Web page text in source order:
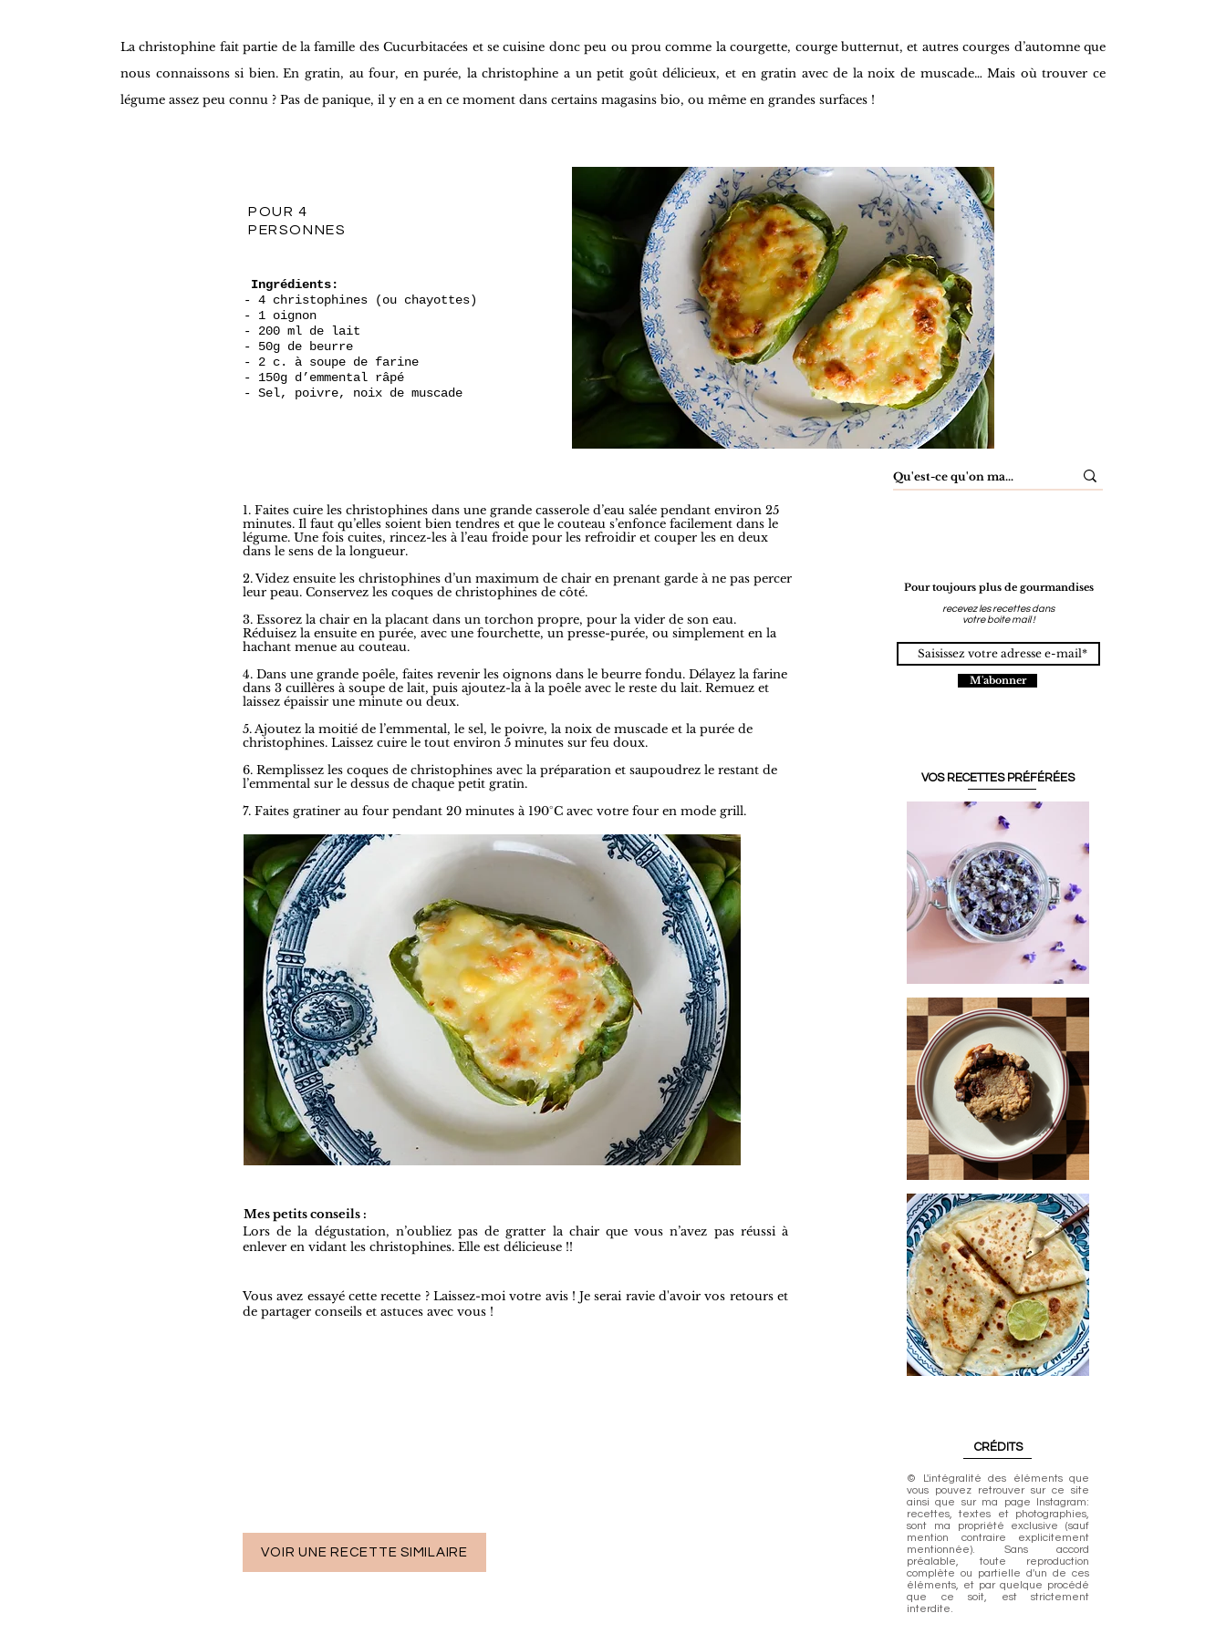
La christophine fait partie de la famille des Cucurbitacées et se cuisine donc peu ou prou comme la courgette, courge butternut, et autres courges d’automne que
nous connaissons si bien. En gratin, au four, en purée, la christophine a un petit goût délicieux, et en gratin avec de la noix de muscade… Mais où trouver ce
légume assez peu connu ? Pas de panique, il y en a en ce moment dans certains magasins bio, ou même en grandes surfaces !
POUR 4
PERSONNES
Ingrédients:
- 4 christophines (ou chayottes)
- 1 oignon
- 200 ml de lait
- 50g de beurre
- 2 c. à soupe de farine
- 150g d’emmental râpé
- Sel, poivre, noix de muscade
1. Faites cuire les christophines dans une grande casserole d’eau salée pendant environ 25
minutes. Il faut qu’elles soient bien tendres et que le couteau s’enfonce facilement dans le
légume. Une fois cuites, rincez-les à l’eau froide pour les refroidir et couper les en deux
dans le sens de la longueur.
2. Videz ensuite les christophines d’un maximum de chair en prenant garde à ne pas percer
leur peau. Conservez les coques de christophines de côté.
3. Essorez la chair en la placant dans un torchon propre, pour la vider de son eau.
Réduisez la ensuite en purée, avec une fourchette, un presse-purée, ou simplement en la
hachant menue au couteau.
4. Dans une grande poêle, faites revenir les oignons dans le beurre fondu. Délayez la farine
dans 3 cuillères à soupe de lait, puis ajoutez-la à la poêle avec le reste du lait. Remuez et
laissez épaissir une minute ou deux.
5. Ajoutez la moitié de l’emmental, le sel, le poivre, la noix de muscade et la purée de
christophines. Laissez cuire le tout environ 5 minutes sur feu doux.
6. Remplissez les coques de christophines avec la préparation et saupoudrez le restant de
l’emmental sur le dessus de chaque petit gratin.
7. Faites gratiner au four pendant 20 minutes à 190°C avec votre four en mode grill.
Mes petits conseils :
Lors de la dégustation, n’oubliez pas de gratter la chair que vous n’avez pas réussi à
enlever en vidant les christophines. Elle est délicieuse !!
Vous avez essayé cette recette ? Laissez-moi votre avis ! Je serai ravie d'avoir vos retours et
de partager conseils et astuces avec vous !
VOIR UNE RECETTE SIMILAIRE
VOS RECETTES PRÉFÉRÉES
Pour toujours plus de gourmandises
recevez les recettes dans
votre boite mail !
M'abonner
CRÉDITS
© L'intégralité des éléments que
vous pouvez retrouver sur ce site
ainsi que sur ma page Instagram:
recettes, textes et photographies,
sont ma propriété exclusive (sauf
mention contraire explicitement
mentionnée). Sans accord
préalable, toute reproduction
complète ou partielle d'un de ces
éléments, et par quelque procédé
que ce soit, est strictement
interdite.